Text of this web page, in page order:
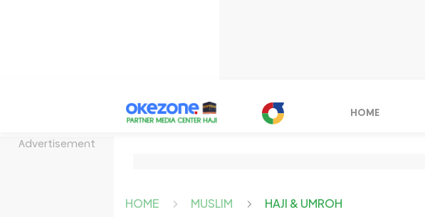
Advertisement
HOME
HOME MUSLIM HAJI & UMROH